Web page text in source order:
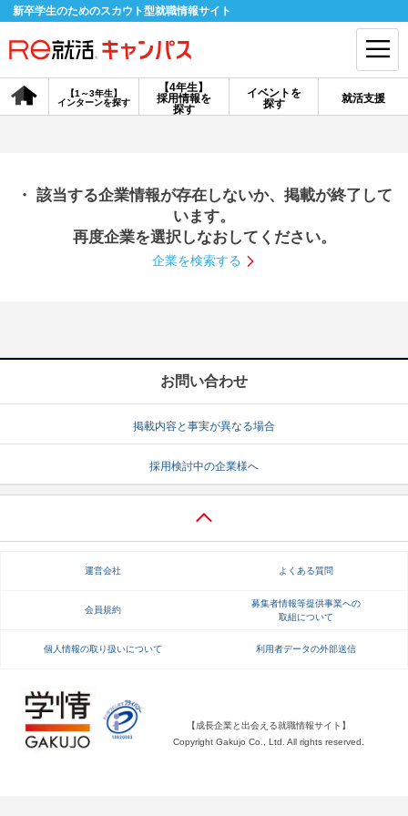
新卒学生のためのスカウト型就職情報サイト
【4年生】
採用情報を
探す
【1～3年生】
インターンを探す
イベントを
探す
就活支援
会員登録 ログイン
探す
【4年生】
説明会を探す
就活ノウハウ・サポート
就活ノウハウが満載！ お役立ち記事・相談室など
就活ニュースペーパー よくある質問
不明点があればこちら
・ 該当する企業情報が存在しないか、掲載が終了して
います。
再度企業を選択しなおしてください。
企業を検索する
お問い合わせ
掲載内容と事実が異なる場合
採用検討中の企業様へ
運営会社 よくある質問
会員規約
募集者情報等提供事業への
取組について
個人情報の取り扱いについて 利用者データの外部送信
【成長企業と出会える就職情報サイト】
Copyright Gakujo Co., Ltd. All rights reserved.